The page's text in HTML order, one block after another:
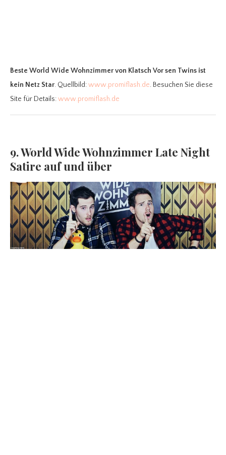
Beste World Wide Wohnzimmervon Klatsch Vor sen Twins ist
kein Netz Star. Quellbild:www.promiflash.de. Besuchen Sie diese
Site für Details:www.promiflash.de
9. World Wide Wohnzimmer Late Night
Satire auf und über